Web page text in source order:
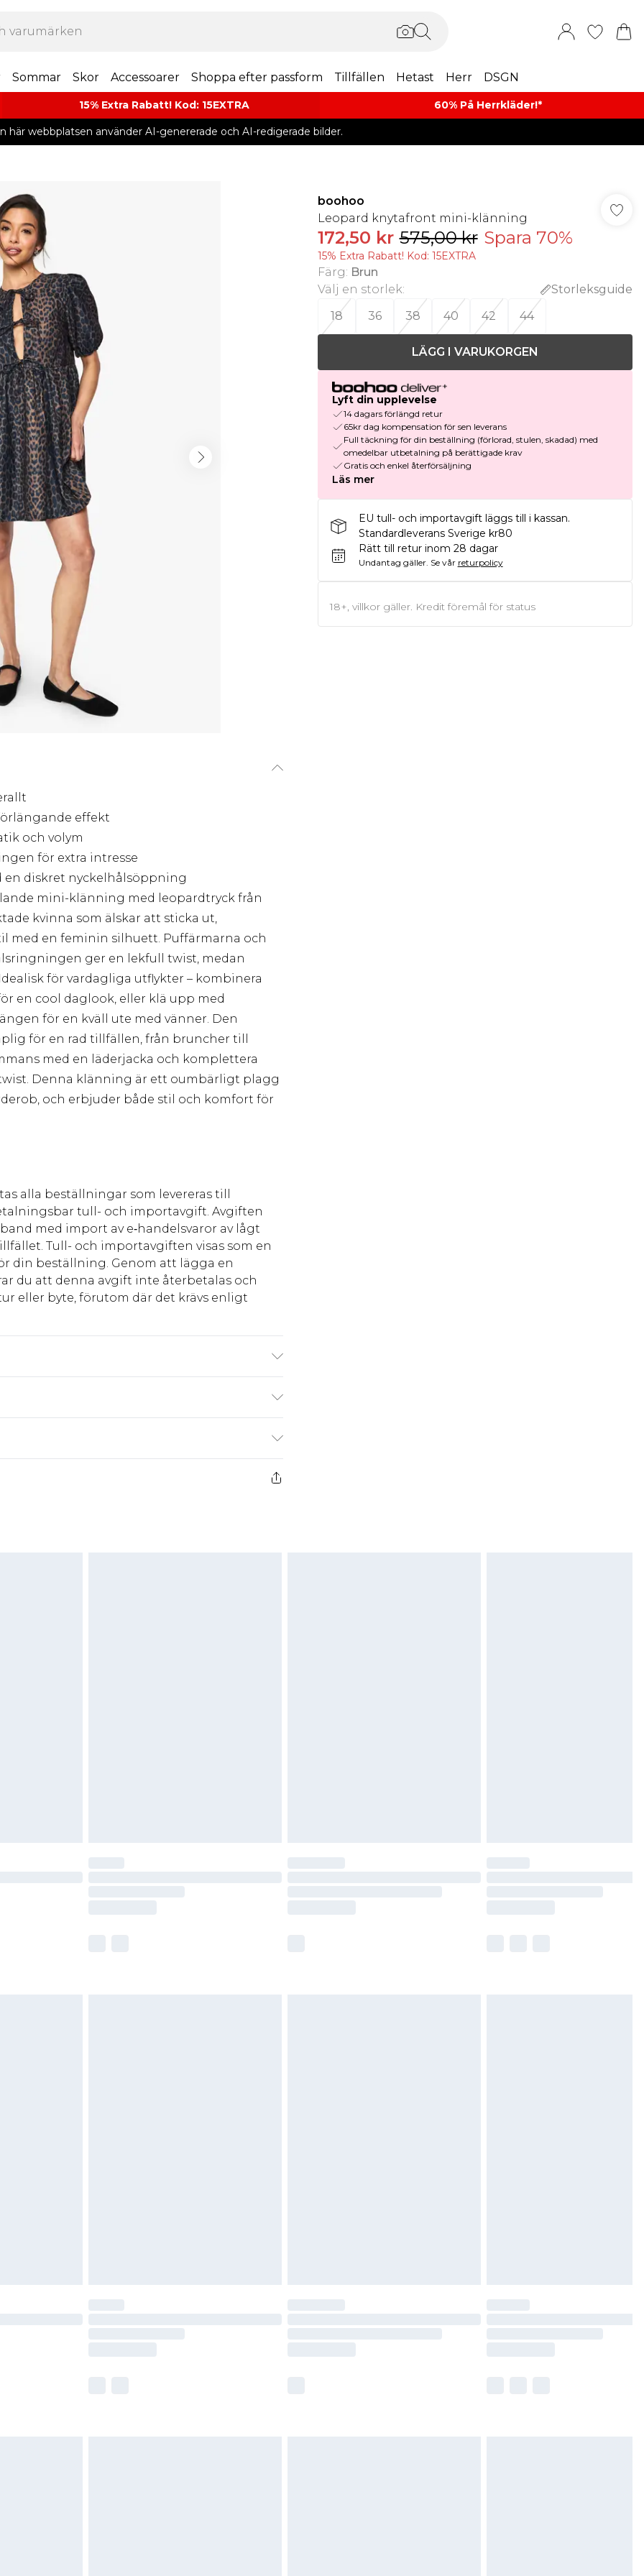
Sommar Skor Accessoarer Shoppa efter passform Tillfällen Hetast Herr DSGN
15% Extra Rabatt! Kod: 15EXTRA 60% På Herrkläder!*​
här webbplatsen använder AI-genererade och AI-redigerade bilder.
effekt
och volym
för extra intresse
diskret nyckelhålsöppning
mini-klänning med leopardtryck från
kvinna som älskar att sticka ut,
med en feminin silhuett. Puffärmarna och
ger en lekfull twist, medan
för vardagliga utflykter – kombinera
en cool daglook, eller klä upp med
för en kväll ute med vänner. Den
för en rad tillfällen, från bruncher till
med en läderjacka och komplettera
Denna klänning är ett oumbärligt plagg
och erbjuder både stil och komfort för
alla beställningar som levereras till
tull- och importavgift. Avgiften
med import av e‑handelsvaror av lågt
Tull- och importavgiften visas som en
din beställning. Genom att lägga en
du att denna avgift inte återbetalas och
eller byte, förutom där det krävs enligt
kr80
kr239
badkläder eller underkläder om
boohoo
Leopard knytafront mini-klänning
172,50 kr 575,00 kr Spara 70%
15% Extra Rabatt! Kod: 15EXTRA
Färg: Brun
Välj en storlek:
Storleksguide
18
36 38 40 42 44
LÄGG I VARUKORGEN
Lyft din upplevelse
14 dagars förlängd retur
65kr dag kompensation för sen leverans
Full täckning för din beställning (förlorad, stulen, skadad) med
omedelbar utbetalning på berättigade krav
Gratis och enkel återförsäljning
Läs mer
EU tull- och importavgift läggs till i kassan.
Standardleverans Sverige kr80
Rätt till retur inom 28 dagar
Undantag gäller. Se vår returpolicy
18+, villkor gäller. Kredit föremål för status